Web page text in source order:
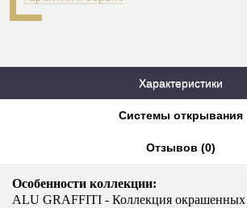
Характеристики
Cистемы открывания
Отзывов (0)
Особенности коллекции:
ALU GRAFFITI - Коллекция окрашенных